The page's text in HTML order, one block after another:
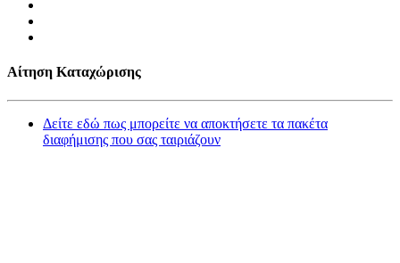
Αίτηση Καταχώρισης
Δείτε εδώ πως μπορείτε να αποκτήσετε τα πακέτα
διαφήμισης που σας ταιριάζουν